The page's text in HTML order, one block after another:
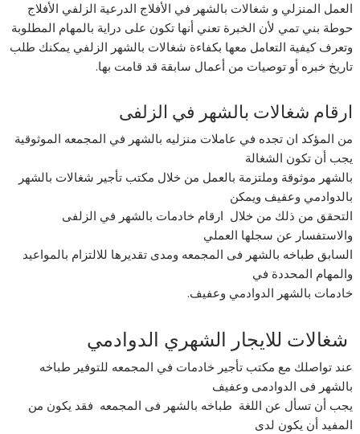
العمل المنزلي و شغالات بالشهر في الأفلاج الدرعية الزلفي الأفلاج
حوطة بني تمي لأن الخبرة تعني أنها تكون على دراية بالمهام المطلوبة
وتعرف كيفية التعامل معها بكفاءة شغالات بالشهر الزلفي يمكنك طلب
تاريخ خبره أو توصيات من أعمال سابقة قد قامت بها.
ارقام شغالات بالشهر في الزلفى
من المؤكد ان تجده في عاملات منزليه بالشهر في المجمعه الموثوقية
يجب أن تكون الشغالة
بالشهر موثوقة وملتزمة بالعمل من خلال مكتب تأجير شغالات بالشهر
بالدوادمي وعفيف ويمكن
التحقق من ذلك من خلال ارقام خادمات بالشهر في الزلفى
والاستفسار عن سجلها العملي
السابق طباخه بالشهر فى المجمعه ومدى تقديرها للالتزام بالمواعيد
والمهام المحددة في
خادمات بالشهر الدوادمي وعفيف.
شغالات للايجار الشهري الدوادمي
عند تواصلك مع مكتب تأجير خادمات في المجمعه للتوفير طباخه
بالشهر فى الدوادمى وعفيف
يجب أن تسأل عن اللغة طباخه بالشهر فى المجمعه فقد يكون من
المفيد أن يكون لدى